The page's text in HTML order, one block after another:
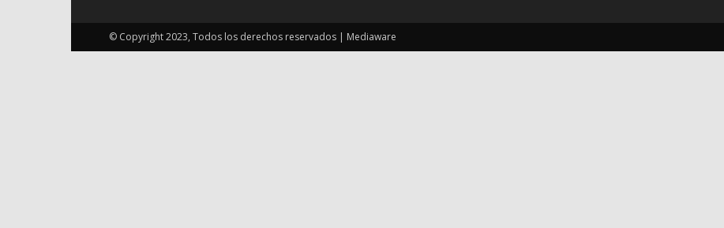
© Copyright 2023, Todos los derechos reservados | Mediaware